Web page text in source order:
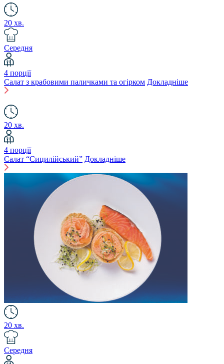
20 хв.
Середня
4 порції
Салат з крабовими паличками та огірком Докладніше
20 хв.
4 порції
Салат “Сицилійський” Докладніше
20 хв.
Середня